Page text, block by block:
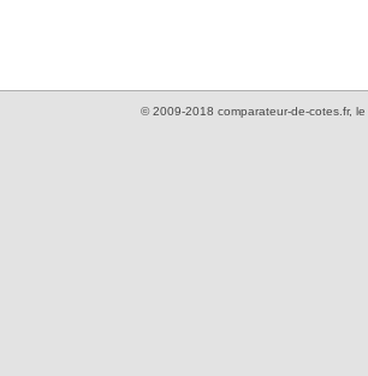
© 2009-2018 comparateur-de-cotes.fr, le